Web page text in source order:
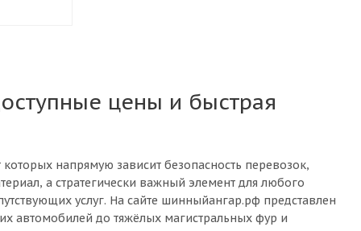
цены и быстрая
напрямую зависит безопасность перевозок,
а стратегически важный элемент для любого
услуг. На сайте шинныйангар.рф представлен
автомобилей до тяжёлых магистральных фур и